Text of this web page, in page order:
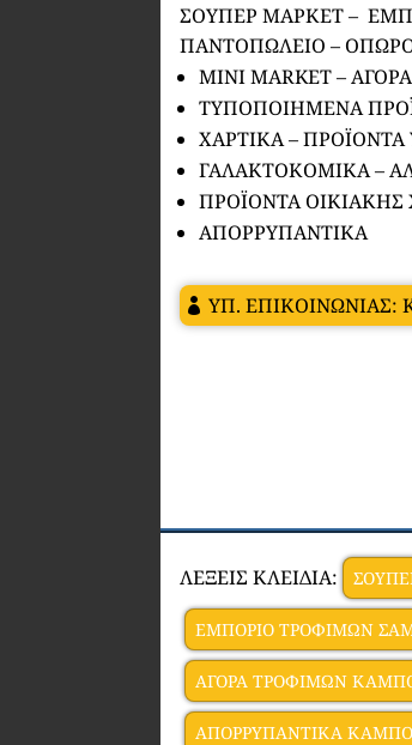
ΣΟΥΠΕΡ ΜΑΡΚΕΤ –
ΠΑΝΤΟΠΩΛΕΙΟ –
MINI MARKET –
ΤΥΠΟΠΟΙΗΜΕΝΑ
ΧΑΡΤΙΚΑ – ΠΡΟΪΟΝΤΑ
ΓΑΛΑΚΤΟΚΟΜΙΚΑ –
ΠΡΟΪΟΝΤΑ
ΑΠΟΡΡΥΠΑΝΤΙΚΑ
ΥΠ. ΕΠΙΚΟΙΝΩΝΙΑΣ:
ΛΕΞΕΙΣ ΚΛΕΙΔΙΑ:
ΕΜΠΟΡΙΟ ΤΡΟΦΙΜΩΝ
ΑΓΟΡΑ ΤΡΟΦΙΜΩΝ
ΑΠΟΡΡΥΠΑΝΤΙΚΑ